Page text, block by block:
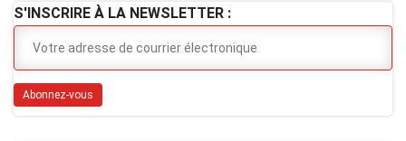
S'INSCRIRE À LA NEWSLETTER :